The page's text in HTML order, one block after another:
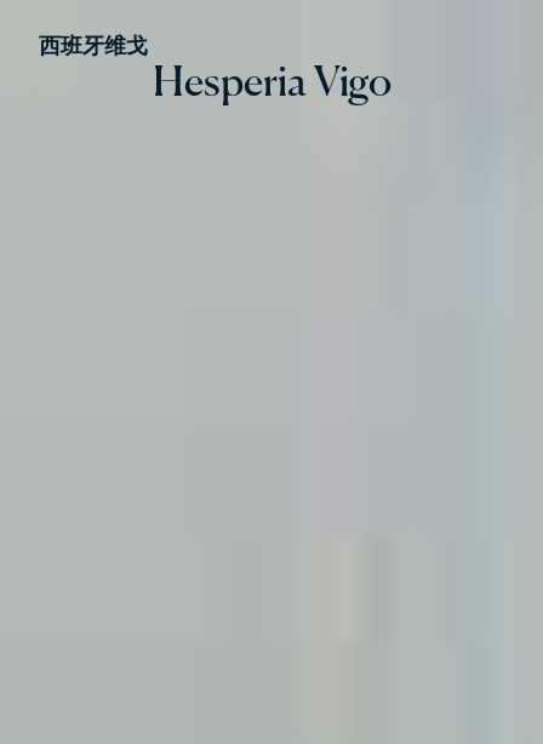
Hesperia Vigo
西班牙维戈
Hesperia Vigo